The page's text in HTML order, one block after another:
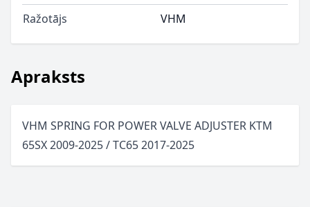
Apraksts
VHM SPRING FOR POWER VALVE ADJUSTER KTM
65SX 2009-2025 / TC65 2017-2025
Ražotājs
VHM